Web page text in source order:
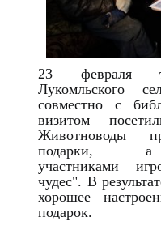
23 февраля
Лукомльского
совместно с
визитом
Животноводы
подарки,
участниками
чудес". В
хорошее
подарок.